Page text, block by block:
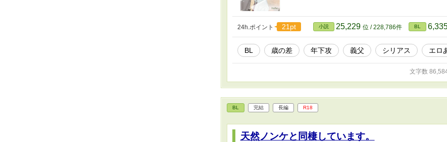
24h.ポイント 21pt 小説 25,229 位 / 228,786件 BL
BL 歳の差 年下攻 義父 シリアス エロ
文字数
BL 完結 長編 R18
天然ノンケと同棲しています。